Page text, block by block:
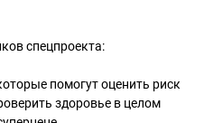
спецпроекта:
помогут оценить риск
здоровье в целом